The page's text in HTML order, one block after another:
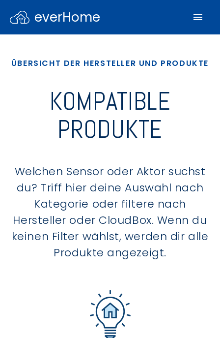
everHome
ÜBERSICHT DER HERSTELLER UND PRODUKTE
KOMPATIBLE
PRODUKTE
Welchen Sensor oder Aktor suchst
du? Triff hier deine Auswahl nach
Kategorie oder filtere nach
Hersteller oder CloudBox. Wenn du
keinen Filter wählst, werden dir alle
Produkte angezeigt.